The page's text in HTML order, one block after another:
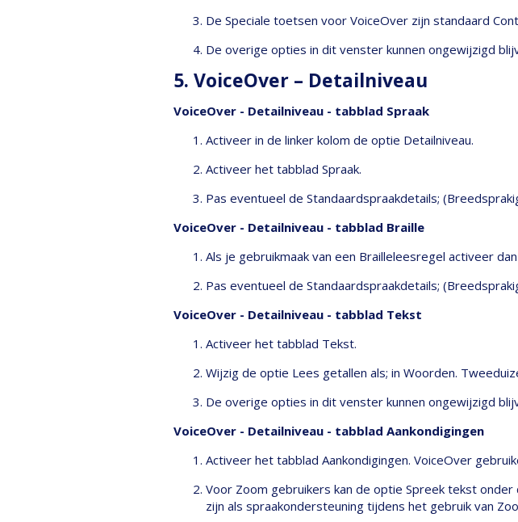
De Speciale toetsen voor VoiceOver zijn standaard
De overige opties in dit venster kunnen ongewijzigd
5. VoiceOver – Detailniveau
VoiceOver - Detailniveau - tabblad Spraak
Activeer in de linker kolom de optie Detailniveau.
Activeer het tabblad Spraak.
Pas eventueel de Standaardspraakdetails;
VoiceOver - Detailniveau - tabblad Braille
Als je gebruikmaak van een Brailleleesregel activeer
Pas eventueel de Standaardspraakdetails;
VoiceOver - Detailniveau - tabblad Tekst
Activeer het tabblad Tekst.
Wijzig de optie Lees getallen als; in Woorden.
De overige opties in dit venster kunnen ongewijzigd
VoiceOver - Detailniveau - tabblad Aankondigingen
Activeer het tabblad Aankondigingen. VoiceOver
Voor Zoom gebruikers kan de optie Spreek tekst
zijn als spraakondersteuning tijdens het gebruik van